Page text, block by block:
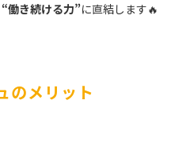
“働き続ける力”に直結します🔥
のメリット